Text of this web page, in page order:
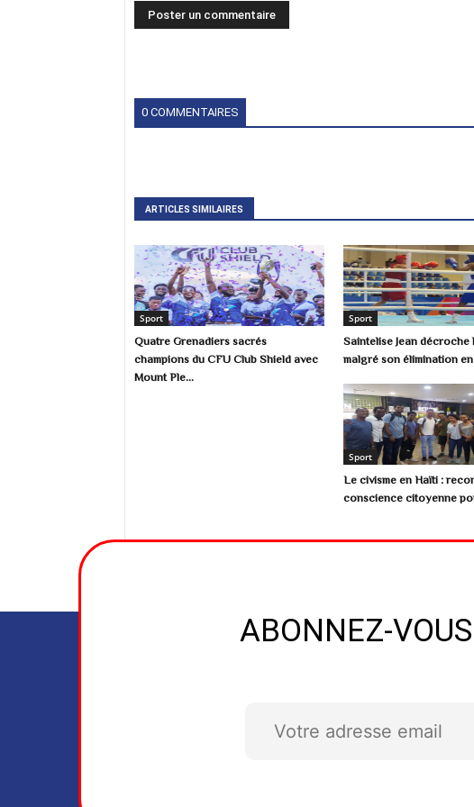
0 COMMENTAIRES
ARTICLES SIMILAIRES
Sport
Quatre Grenadiers sacrés
champions du CFU Club Shield avec
Mount Ple...
Sport
Saintelise Jean décroche
malgré son élimination en
Sport
Le civisme en Haïti :
conscience citoyenne
ABONNEZ-